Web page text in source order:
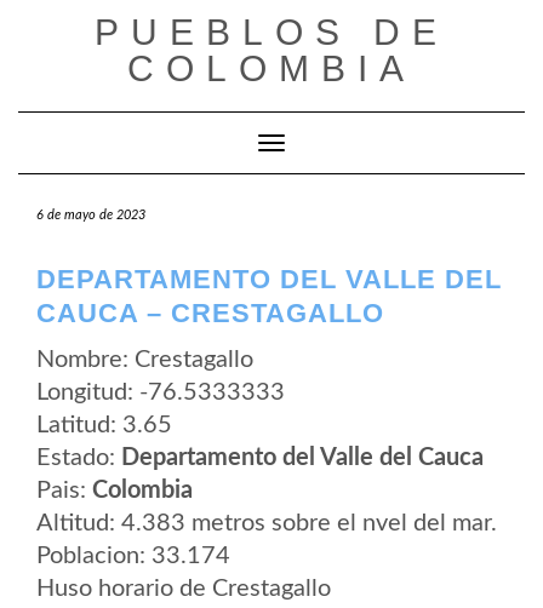
PUEBLOS DE
COLOMBIA
Cambiar modo de navegación
6 de mayo de 2023
DEPARTAMENTO DEL VALLE DEL
CAUCA – CRESTAGALLO
Nombre: Crestagallo
Longitud: -76.5333333
Latitud: 3.65
Estado: Departamento del Valle del Cauca
Pais: Colombia
Altitud: 4.383 metros sobre el nvel del mar.
Poblacion: 33.174
Huso horario de Crestagallo